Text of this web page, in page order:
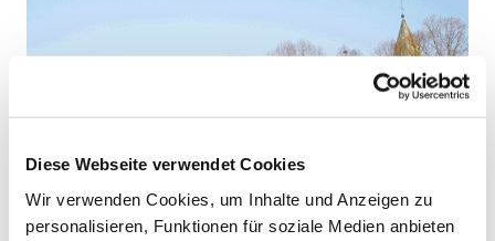
Diese Webseite verwendet Cookies
Wir verwenden Cookies, um Inhalte und Anzeigen zu
personalisieren, Funktionen für soziale Medien anbieten